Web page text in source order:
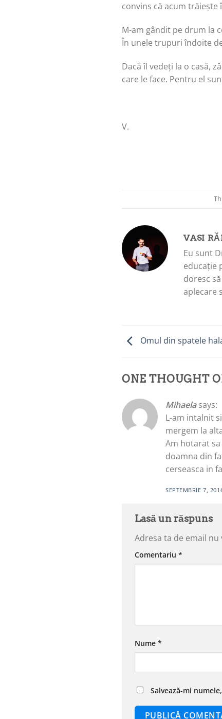
convins că acum
M-am gândit pe drum la
În unele trupuri îndoite
Dacă îl vedeți la o casă,
care le face. Pentru el
V.
VASI
Eu sunt
educație
doresc
aplecare
Omul din spatele
ONE THOUGHT
Mihaela says:
L-am intalnit
mergem la
Am hotarat
doamna din
cerseasca in
SEPTEMBRIE 7,
Lasă un răspuns
Adresa ta de email nu
Comentariu *
Nume *
Salvează-mi